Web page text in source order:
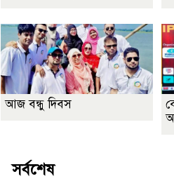
আজ বন্ধু দিবস
সর্বশেষ